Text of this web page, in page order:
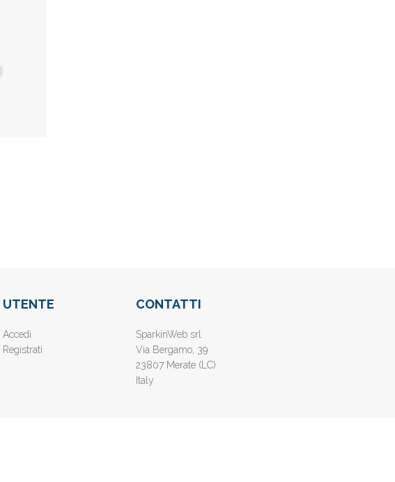
UTENTE
Accedi
Registrati
CONTATTI
SparkinWeb srl
Via Bergamo, 39
23807 Merate (LC)
Italy